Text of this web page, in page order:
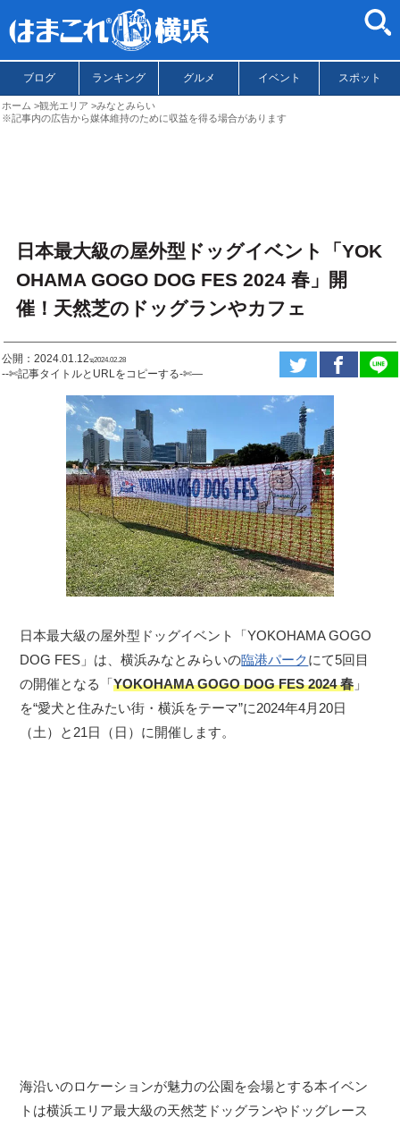
ブログ ランキング グルメ イベント スポット
ホーム 観光エリア
みなとみらい
※記事内の広告から媒体維持のために収益を得る場合があります
日本最大級の屋外型ドッグイベント「YOK
OHAMA GOGO DOG FES 2024 春」開
催！天然芝のドッグランやカフェ
公開：2024.01.12ಇ2024.02.28
--✄記事タイトルとURLをコピーする-✄—
日本最大級の屋外型ドッグイベント「YOKOHAMA GOGO
DOG FES」は、横浜みなとみらいの臨港パークにて5回目
の開催となる「YOKOHAMA GOGO DOG FES 2024 春 」
を“愛犬と住みたい街・横浜をテーマ”に2024年4月20日
（土）と21日（日）に開催します。
海沿いのロケーションが魅力の公園を会場とする本イベン
トは横浜エリア最大級の天然芝ドッグランやドッグレース